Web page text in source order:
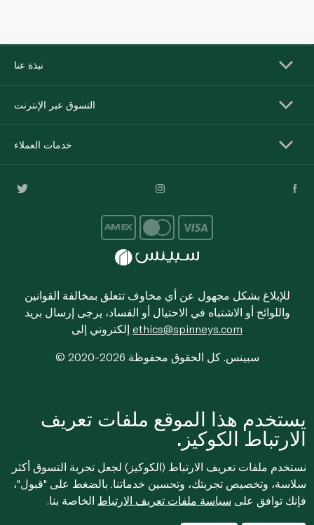
نبذة عنا
التسوق عبر الإنترنت
خدمات العملاء
للإبلاغ بشكل مجهول عن أي مخاوف تتعلق بمخالفة القوانين
واللوائح أو الاشتباه في الاحتيال أو الفساد، يرجى إرسال بريد
ethics@spinneys.com
© 2020-2026 سبينس. كل الحقوق محفوظة
يستخدم هذا الموقع ملفات تعريف
الارتباط الكوكيز.
نستخدم ملفات تعريف الارتباط (الكوكيز) لجعل تجربة التسوق أكثر
سلاسة، وتخصيص تجربتك، وتحسين خدماتنا. بالضغط على "قبول"،
فإنك توافق على سياسة ملفات تعريف الارتباط الخاصة بنا.